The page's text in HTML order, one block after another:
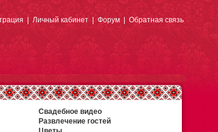
| Личный кабинет|Форум| Обратная связь
Свадебное видео
Развлечение гостей